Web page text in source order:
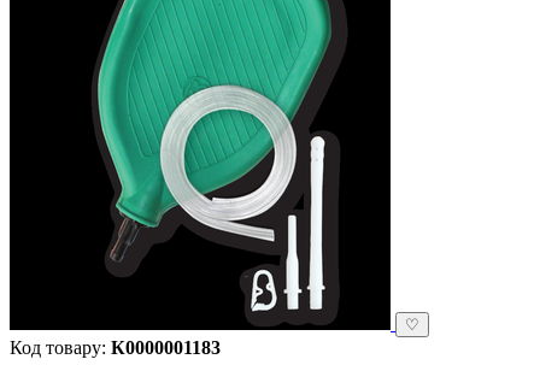
♡
Код товару: К0000001183